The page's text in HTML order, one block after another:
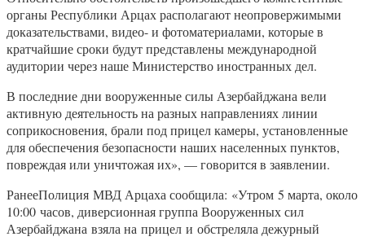
органы Республики Арцах располагают неопровержимыми
доказательствами, видео- и фотоматериалами, которые в
кратчайшие сроки будут представлены международной
аудитории через наше Министерство иностранных дел.
В последние дни вооруженные силы Азербайджана вели
активную деятельность на разных направлениях линии
соприкосновения, брали под прицел камеры, установленные
для обеспечения безопасности наших населенных пунктов,
повреждая или уничтожая их», — говорится в заявлении.
РанееПолиция МВД Арцаха сообщила: «Утром 5 марта, около
10:00 часов, диверсионная группа Вооруженных сил
Азербайджана взяла на прицел и обстреляла дежурный